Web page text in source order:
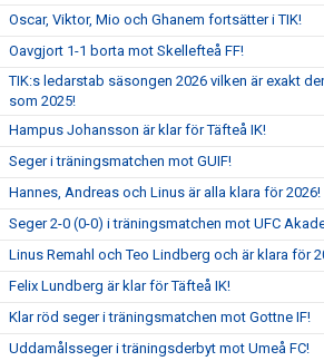
Oscar, Viktor, Mio och Ghanem fortsätter i TIK!
Oavgjort 1-1 borta mot Skellefteå FF!
TIK:s ledarstab säsongen 2026 vilken är exakt
som 2025!
Hampus Johansson är klar för Täfteå IK!
Seger i träningsmatchen mot GUIF!
Hannes, Andreas och Linus är alla klara för 2026!
Seger 2-0 (0-0) i träningsmatchen mot UFC
Linus Remahl och Teo Lindberg och är klara för
Felix Lundberg är klar för Täfteå IK!
Klar röd seger i träningsmatchen mot Gottne IF!
Uddamålsseger i träningsderbyt mot Umeå FC!